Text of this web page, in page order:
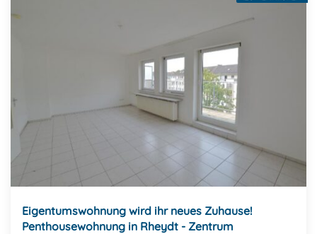
Eigentumswohnung wird ihr neues Zuhause!
Penthousewohnung in Rheydt - Zentrum